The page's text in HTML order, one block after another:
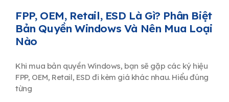
FPP, OEM, Retail, ESD Là Gì? Phân Biệt
Bản Quyền Windows Và Nên Mua Loại
Nào
Khi mua bản quyền Windows, bạn sẽ gặp các ký hiệu
FPP, OEM, Retail, ESD đi kèm giá khác nhau. Hiểu đúng
từng